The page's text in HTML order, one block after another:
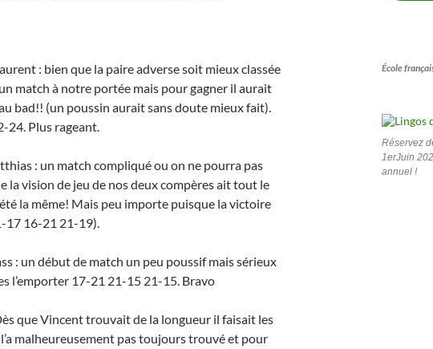
: bien que la paire adverse soit mieux classée
match à notre portée mais pour gagner il aurait
bad!! (un poussin aurait sans doute mieux fait).
24. Plus rageant.
: un match compliqué ou on ne pourra pas
la vision de jeu de nos deux compères ait tout le
la même! Mais peu importe puisque la victoire
17 16-21 21-19).
: un début de match un peu poussif mais sérieux
l’emporter 17-21 21-15 21-15. Bravo
que Vincent trouvait de la longueur il faisait les
malheureusement pas toujours trouvé et pour
École
Réservez
1erJuin
annuel !